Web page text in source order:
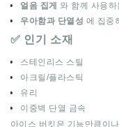
얼음 집게
와 함께 사용
우아함과 단열성 에 집중
✅ 인기 소재
스테인리스 스틸
아크릴/플라스틱
유리
이중벽 단열 금속
아이스 버킷은 기능만큼이